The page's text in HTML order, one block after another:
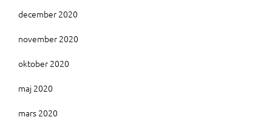
december 2020
november 2020
oktober 2020
maj 2020
mars 2020